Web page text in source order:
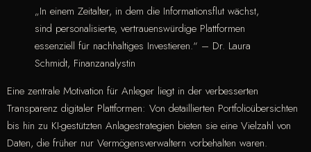
„In einem Zeitalter, in dem die Informationsflut wächst,
sind personalisierte, vertrauenswürdige Plattformen
essenziell für nachhaltiges Investieren.“ – Dr. Laura
Schmidt, Finanzanalystin
Eine zentrale Motivation für Anleger liegt in der verbesserten
Transparenz digitaler Plattformen: Von detaillierten Portfolioübersichten
bis hin zu KI-gestützten Anlagestrategien bieten sie eine Vielzahl von
Daten, die früher nur Vermögensverwaltern vorbehalten waren.